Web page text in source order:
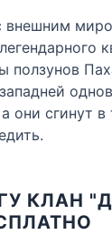
внешним
ползунов
они сгинут в
КЛАН